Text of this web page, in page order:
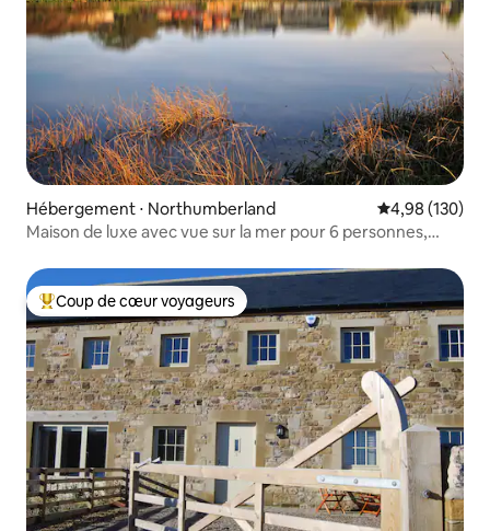
Hébergement ⋅ Northumberland Évaluation
4,98 (130)
Maison de luxe avec vue sur la mer pour 6 personnes,
Coups de cœur voyageurs les plus appréciés
Coup de cœur voyageurs